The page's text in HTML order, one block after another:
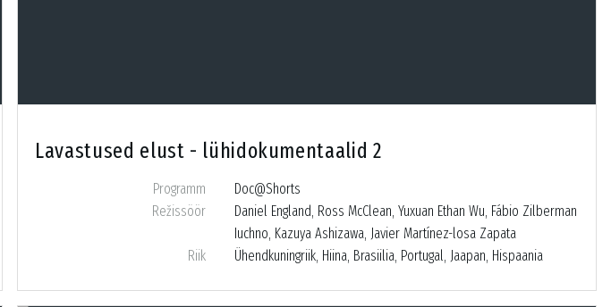
Lavastused elust - lühidokumentaalid 2
Programm
Doc@Shorts
Režissöör
Daniel England, Ross McClean, Yuxuan Ethan Wu, Fábio Zilberman
Iuchno, Kazuya Ashizawa, Javier Martínez-losa Zapata
Riik
Ühendkuningriik, Hiina, Brasiilia, Portugal, Jaapan, Hispaania